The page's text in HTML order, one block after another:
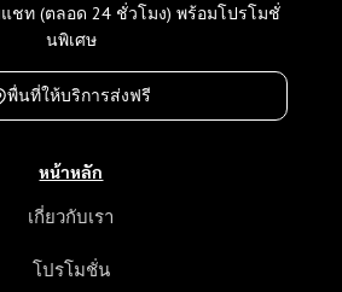
ชท (ตลอด 24 ชั่วโมง) พร้อมโปรโมชั่
นพิเศษ
พื่นที่ให้บริการส่งฟรี
หน้าหลัก
เกี่ยวกับเรา
โปรโมชั่น